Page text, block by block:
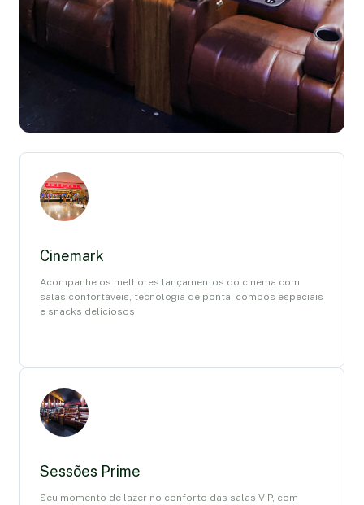
Cinemark
Acompanhe os melhores lançamentos do cinema com
salas confortáveis, tecnologia de ponta, combos especiais
e snacks deliciosos.
Sessões Prime
Seu momento de lazer no conforto das salas VIP, com